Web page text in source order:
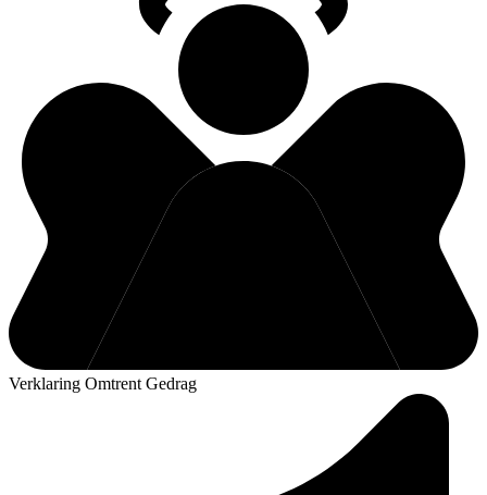
Verklaring Omtrent Gedrag